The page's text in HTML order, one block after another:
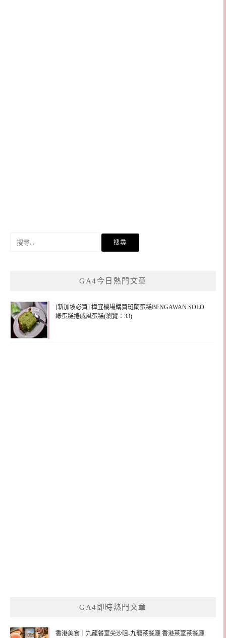
GA4今日熱門文章
[新加坡必買] 樟宜機場購買班蘭蛋糕BENGAWAN SOLO
綠蛋糕捲戚風蛋糕(瀏覽：33)
GA4即時熱門文章
香港美食｜九龍餐室尖沙咀-九龍茶餐廳 香港茶室茶餐廳